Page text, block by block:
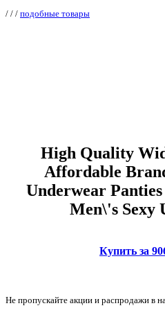
/ / / подобные товары
High Quality
Affordable
Underwear
Men\'s Sexy
Купить за
Не пропускайте акции и распродажи в